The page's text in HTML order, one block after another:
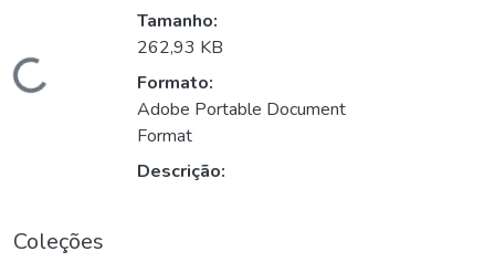
Carregando...
Tamanho:
262,93 KB
Formato:
Adobe Portable Document
Format
Descrição:
Coleções